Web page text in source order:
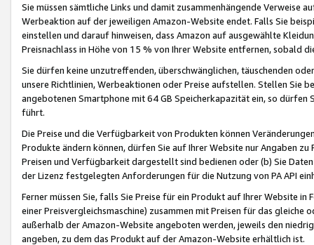
Sie müssen sämtliche Links und damit zusammenhängende
Werbeaktion auf der jeweiligen Amazon-Website endet. Falls Sie
einstellen und darauf hinweisen, dass Amazon auf ausgewählte
Preisnachlass in Höhe von 15 % von Ihrer Website entfernen, sobald
Sie dürfen keine unzutreffenden, überschwänglichen, täuschenden
unsere Richtlinien, Werbeaktionen oder Preise aufstellen. Stellen Sie
angebotenen Smartphone mit 64 GB Speicherkapazität ein, so dürfen
führt.
Die Preise und die Verfügbarkeit von Produkten können
Produkte ändern können, dürfen Sie auf Ihrer Website nur Angaben
Preisen und Verfügbarkeit dargestellt sind bedienen oder (b) Sie
der Lizenz festgelegten Anforderungen für die Nutzung von PA API
Ferner müssen Sie, falls Sie Preise für ein Produkt auf Ihrer Website
einer Preisvergleichsmaschine) zusammen mit Preisen für das
außerhalb der Amazon-Website angeboten werden, jeweils den
angeben, zu dem das Produkt auf der Amazon-Website erhältlich ist.